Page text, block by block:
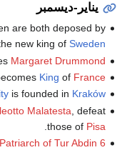
يناير-ديسمبر
are both deposed by
new king of Sweden
Margaret Drummond
King of France
is founded in Kraków
Malatesta , defeat
those of Pisa
6 August
Patriarch of Tur Abdin